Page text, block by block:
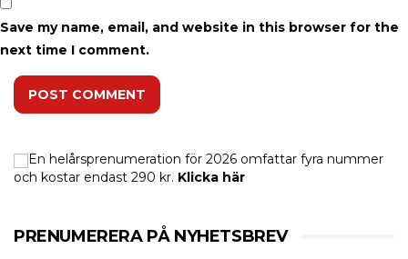
Save my name, email, and website in this browser for the
next time I comment.
POST COMMENT
En helårsprenumeration för 2026 omfattar fyra nummer
och kostar endast 290 kr. Klicka här
PRENUMERERA PÅ NYHETSBREV